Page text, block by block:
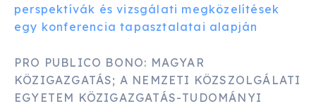
perspektívák és vizsgálati megközelítések
egy konferencia tapasztalatai alapján
PRO PUBLICO BONO: MAGYAR
KÖZIGAZGATÁS; A NEMZETI KÖZSZOLGÁLATI
EGYETEM KÖZIGAZGATÁS-TUDOMÁNYI